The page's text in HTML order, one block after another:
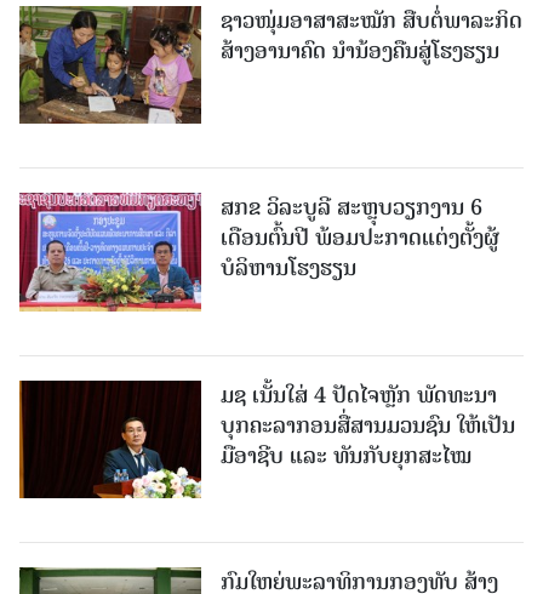
ຊາວໜຸ່ມອາສາສະໝັກ ສືບຕໍ່ພາລະກິດ
ສ້າງອານາຄົດ ນໍານ້ອງຄືນສູ່ໂຮງຮຽນ
ສກຂ ວິລະບູລີ ສະຫຼຸບວຽກງານ 6
ເດືອນຕົ້ນປີ ພ້ອມປະກາດແຕ່ງຕັ້ງຜູ້
ບໍລິຫານໂຮງຮຽນ
ມຊ ເນັ້ນໃສ່ 4 ປັດໄຈຫຼັກ ພັດທະນາ
ບຸກຄະລາກອນສື່ສານມວນຊົນ ໃຫ້ເປັນ
ມືອາຊີບ ແລະ ທັນກັບຍຸກສະໄໝ
ກົມໃຫຍ່ພະລາທິການກອງທັບ ສ້າງ